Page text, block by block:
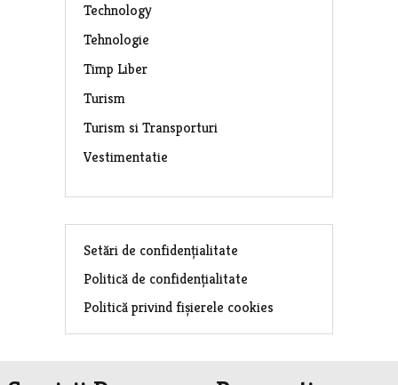
Technology
Tehnologie
Timp Liber
Turism
Turism si Transporturi
Vestimentatie
Setări de confidențialitate
Politică de confidențialitate
Politică privind fișierele cookies